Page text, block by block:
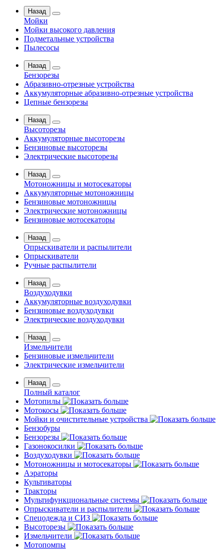
Назад
Мойки
Мойки высокого давления
Подметальные устройства
Пылесосы
Назад
Бензорезы
Абразивно-отрезные устройства
Аккумуляторные абразивно-отрезные устройства
Цепные бензорезы
Назад
Высоторезы
Аккумуляторные высоторезы
Бензиновые высоторезы
Электрические высоторезы
Назад
Мотоножницы и мотосекаторы
Аккумуляторные мотоножницы
Бензиновые мотоножницы
Электрические мотоножницы
Бензиновые мотосекаторы
Назад
Опрыскиватели и распылители
Опрыскиватели
Ручные распылители
Назад
Воздуходувки
Аккумуляторные воздуходувки
Бензиновые воздуходувки
Электрические воздуходувки
Назад
Измельчители
Бензиновые измельчители
Электрические измельчители
Назад
Полный каталог
Мотопилы
Мотокосы
Мойки и очистительные устройства
Бензобуры
Бензорезы
Газонокосилки
Воздуходувки
Мотоножницы и мотосекаторы
Аэраторы
Культиваторы
Тракторы
Мультифункциональные системы
Опрыскиватели и распылители
Спецодежда и СИЗ
Высоторезы
Измельчители
Мотопомпы